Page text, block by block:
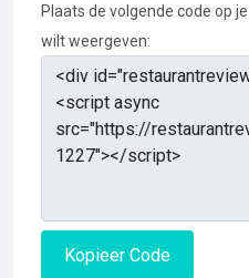
Plaats de volgende code op
wilt weergeven:
Kopieer Code